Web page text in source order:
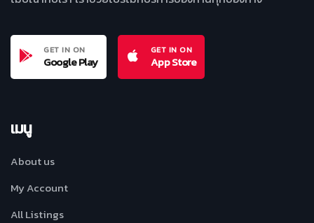
GET IN ON
Google Play
GET IN ON
App Store
เมนู
About us
My Account
All Listings